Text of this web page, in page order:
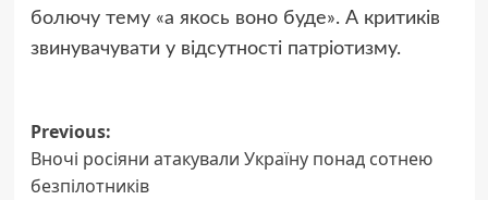
болючу тему «а якось воно буде». А критиків
звинувачувати у відсутності патріотизму.
Post
navigation
Previous:
Вночі росіяни атакували Україну понад сотнею
безпілотників